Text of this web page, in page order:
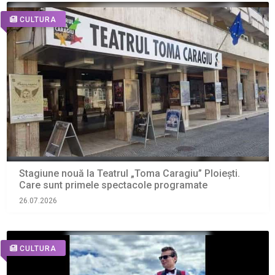
CULTURA
Stagiune nouă la Teatrul „Toma Caragiu” Ploiești.
Care sunt primele spectacole programate
26.07.2026
CULTURA